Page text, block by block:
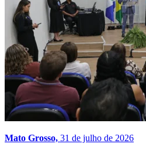
Mato Grosso, 31 de julho de 2026